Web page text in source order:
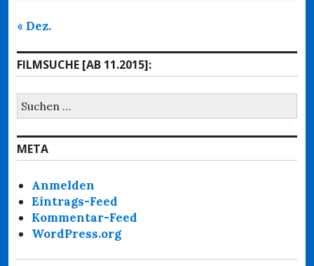
« Dez.
FILMSUCHE [AB 11.2015]:
Suchen
nach:
META
Anmelden
Eintrags-Feed
Kommentar-Feed
WordPress.org